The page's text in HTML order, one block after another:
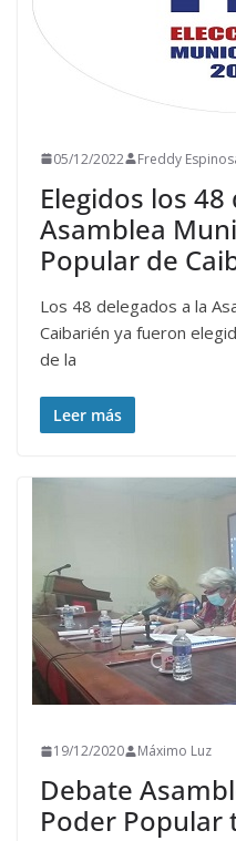
05/12/2022 Freddy
Elegidos los
Asamblea
Popular de
Los 48 delegados a la
Caibarién ya fueron
de la
Leer más
19/12/2020 Máximo Luz
Debate
Poder Popular